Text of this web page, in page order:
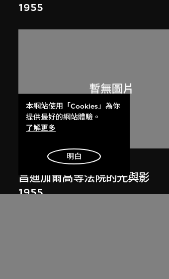
1955
呂西安．埃爾韋
昌迪加爾高等法院的光與影
1955
本網站使用「Cookies」為你
提供最好的網站體驗。
了解更多
明白